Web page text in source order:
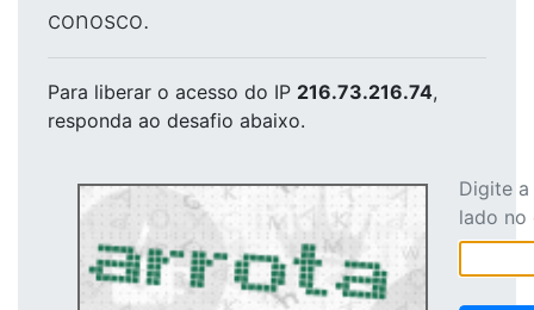
conosco.
Para liberar o acesso do IP 216.73.216.74,
responda ao desafio abaixo.
Digite
lado no